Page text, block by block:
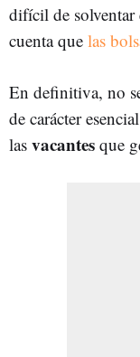
difícil de solventar
cuenta que las
En definitiva, no
de carácter esencial
las vacantes que